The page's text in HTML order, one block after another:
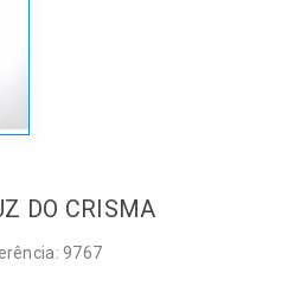
DO CRISMA
9767